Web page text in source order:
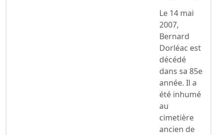
Le 14 mai
2007,
Bernard
Dorléac est
décédé
dans sa 85e
année. Il a
été inhumé
au
cimetière
ancien de